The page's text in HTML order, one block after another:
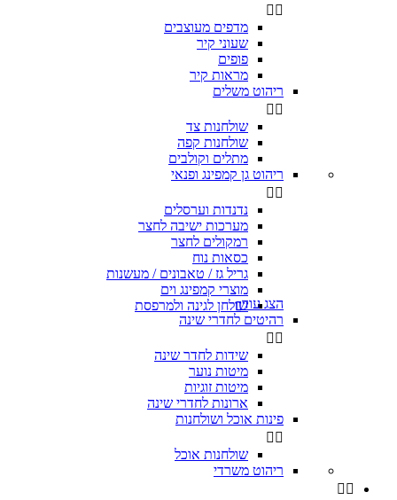
 
מדפים מעוצבים
שעוני קיר
פופים
מראות קיר
ריהוט משלים
 
שולחנות צד
שולחנות קפה
מתלים וקולבים
ריהוט גן קמפינג ופנאי
 
נדנדות וערסלים
מערכות ישיבה לחצר
רמקולים לחצר
כסאות נוח
גריל גז / טאבונים / מעשנות
מוצרי קמפינג וים
שולחן לגינה ולמרפסתהצג עוד
רהיטים לחדרי שינה
 
שידות לחדר שינה
מיטות נוער
מיטות זוגיות
ארונות לחדרי שינה
פינות אוכל ושולחנות
 
שולחנות אוכל
ריהוט משרדי
 